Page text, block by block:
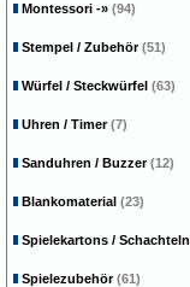
Montessori -» (94)
Stempel / Zubehör(51)
Würfel / Steckwürfel (63)
Uhren / Timer(7)
Sanduhren / Buzzer(12)
Blankomaterial (23)
Spielekartons / Schachteln
Spielezubehör(61)